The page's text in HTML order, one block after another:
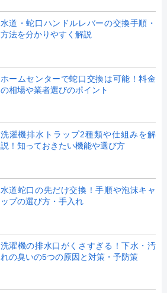
水道・蛇口ハンドルレバーの交換手順・
方法を分かりやすく解説
ホームセンターで蛇口交換は可能！料金
の相場や業者選びのポイント
洗濯機排水トラップ2種類や仕組みを解
説！知っておきたい機能や選び方
水道蛇口の先だけ交換！手順や泡沫キャ
ップの選び方・手入れ
洗濯機の排水口がくさすぎる！下水・汚
れの臭いの5つの原因と対策・予防策